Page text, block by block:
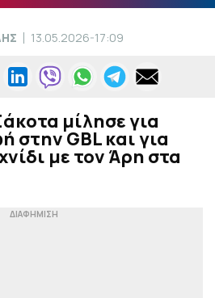
13.05.2026-17:09
μίλησε για
στην GBL και για
με τον Άρη στα